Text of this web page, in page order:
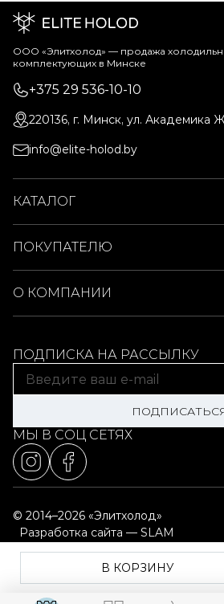
В КОРЗИНУ
ООО «Элитхолод» ― продажа
комплектующих в Минске
+375 29 536-10-10
220136, г. Минск, ул. Академика
info@elite-holod.by
КАТАЛОГ
ПОКУПАТЕЛЮ
О КОМПАНИИ
ПОДПИСКА НА РАССЫЛКУ
МЫ В СОЦ СЕТЯХ
© 2014–2026 «Элитхолод»
Разработка сайта — SLAM
Выбор настроек cookie